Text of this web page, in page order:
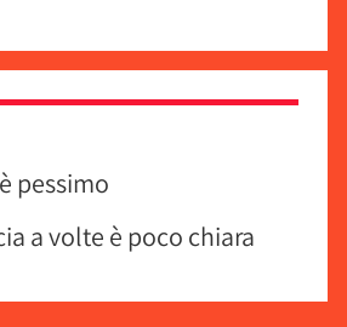
pessimo
a volte è poco chiara